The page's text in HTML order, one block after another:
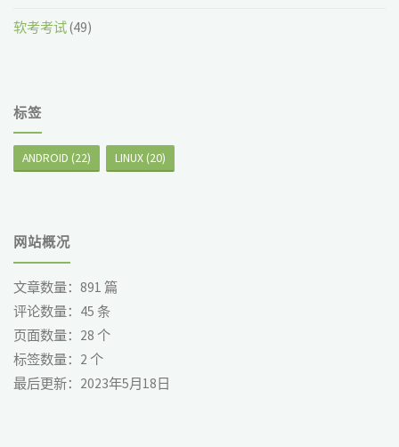
软考考试(49)
标签
ANDROID (22) LINUX (20)
网站概况
文章数量：891 篇
评论数量： 45 条
页面数量： 28 个
标签数量： 2 个
最后更新： 2023年5月18日